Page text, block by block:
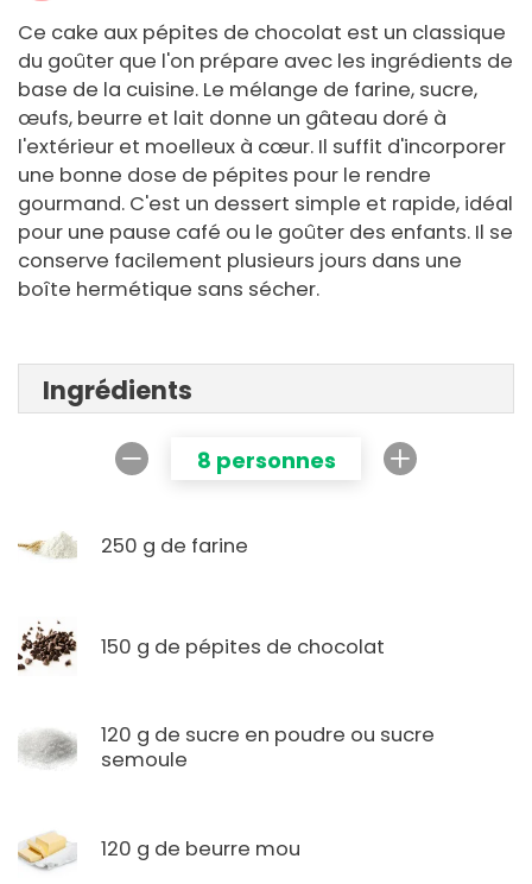
Ce cake aux pépites de chocolat est un classique
du goûter que l'on prépare avec les ingrédients de
base de la cuisine. Le mélange de farine, sucre,
œufs, beurre et lait donne un gâteau doré à
l'extérieur et moelleux à cœur. Il suffit d'incorporer
une bonne dose de pépites pour le rendre
gourmand. C'est un dessert simple et rapide, idéal
pour une pause café ou le goûter des enfants. Il se
conserve facilement plusieurs jours dans une
boîte hermétique sans sécher.
Ingrédients
8 personnes
250 g de farine
150 g de pépites de chocolat
120 g de sucre en poudre ou sucre
semoule
120 g de beurre mou